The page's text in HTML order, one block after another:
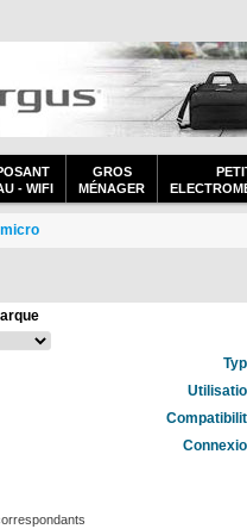
- WIFI
GROS
MÉNAGER